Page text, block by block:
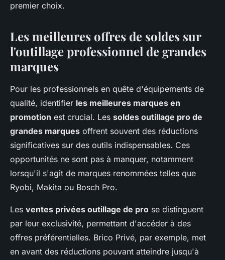
premier choix.
Les meilleures offres de soldes sur
l'outillage professionnel de grandes
marques
Pour les professionnels en quête d'équipements de
qualité, identifier les meilleures marques en
promotion est crucial. Les soldes outillage pro de
grandes marques offrent souvent des réductions
significatives sur des outils indispensables. Ces
opportunités ne sont pas à manquer, notamment
lorsqu'il s'agit de marques renommées telles que
Ryobi, Makita ou Bosch Pro.
Les ventes privées outillage de pro se distinguent
par leur exclusivité, permettant d'accéder à des
offres préférentielles. Brico Privé, par exemple, met
en avant des réductions pouvant atteindre jusqu'à